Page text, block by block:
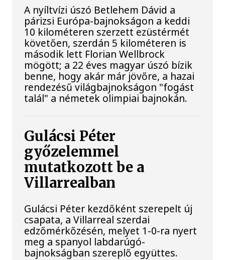
A nyíltvízi úszó Betlehem Dávid a
párizsi Európa-bajnokságon a keddi
10 kilométeren szerzett ezüstérmét
követően, szerdán 5 kilométeren is
második lett Florian Wellbrock
mögött; a 22 éves magyar úszó bízik
benne, hogy akár már jövőre, a hazai
rendezésű világbajnokságon "fogást
talál" a németek olimpiai bajnokán.
Gulácsi Péter
győzelemmel
mutatkozott be a
Villarrealban
Gulácsi Péter kezdőként szerepelt új
csapata, a Villarreal szerdai
edzőmérkőzésén, melyet 1-0-ra nyert
meg a spanyol labdarúgó-
bajnokságban szereplő együttes.